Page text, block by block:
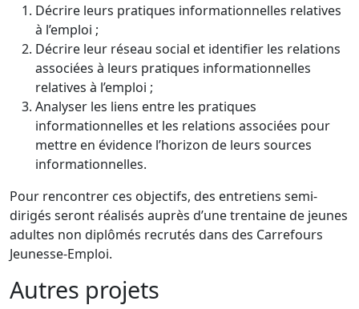
Décrire leurs pratiques informationnelles relatives
à l’emploi ;
Décrire leur réseau social et identifier les relations
associées à leurs pratiques informationnelles
relatives à l’emploi ;
Analyser les liens entre les pratiques
informationnelles et les relations associées pour
mettre en évidence l’horizon de leurs sources
informationnelles.
Pour rencontrer ces objectifs, des entretiens semi-
dirigés seront réalisés auprès d’une trentaine de jeunes
adultes non diplômés recrutés dans des Carrefours
Jeunesse-Emploi.
Autres projets